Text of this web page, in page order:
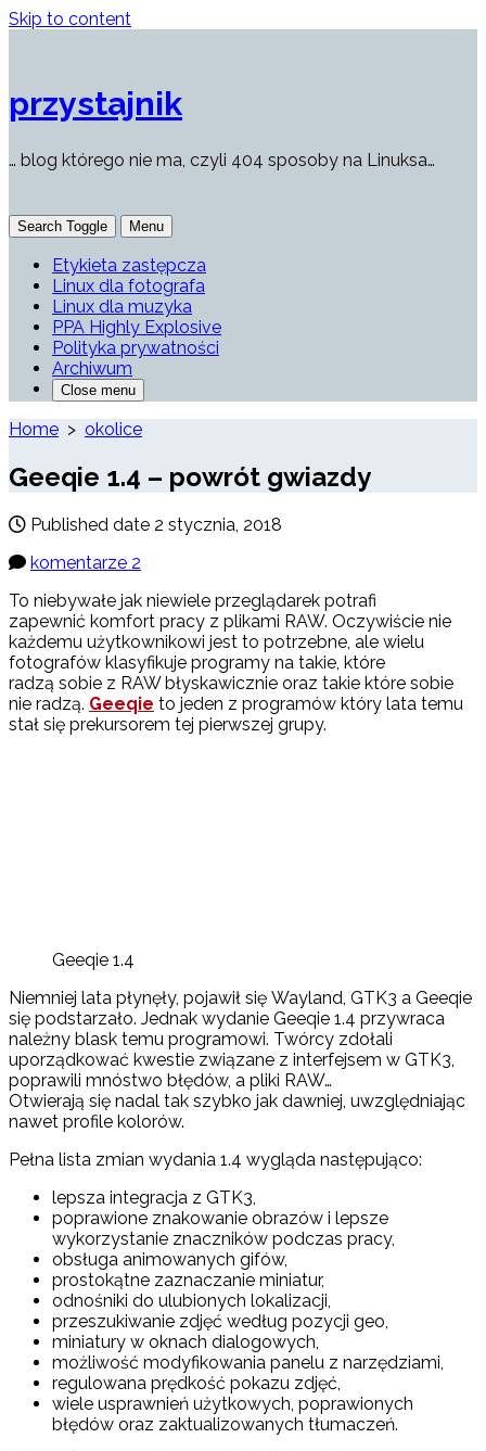
Skip to content
przystajnik
… blog którego nie ma, czyli 404 sposoby na Linuksa…
Search Toggle Menu
Etykieta zastępcza
Linux dla fotografa
Linux dla muzyka
PPA Highly Explosive
Polityka prywatności
Archiwum
Close menu
Home > okolice
Geeqie 1.4 – powrót gwiazdy
Published date 2 stycznia, 2018
komentarze 2
To niebywałe jak niewiele przeglądarek potrafi
zapewnić komfort pracy z plikami RAW. Oczywiście nie
każdemu użytkownikowi jest to potrzebne, ale wielu
fotografów klasyfikuje programy na takie, które
radzą sobie z RAW błyskawicznie oraz takie które sobie
nie radzą. Geeqie to jeden z programów który lata temu
stał się prekursorem tej pierwszej grupy.
Geeqie 1.4
Niemniej lata płynęły, pojawił się Wayland, GTK3 a Geeqie
się podstarzało. Jednak wydanie Geeqie 1.4 przywraca
należny blask temu programowi. Twórcy zdołali
uporządkować kwestie związane z interfejsem w GTK3,
poprawili mnóstwo błędów, a pliki RAW…
Otwierają się nadal tak szybko jak dawniej, uwzględniając
nawet profile kolorów.
Pełna lista zmian wydania 1.4 wygląda następująco:
lepsza integracja z GTK3,
poprawione znakowanie obrazów i lepsze
wykorzystanie znaczników podczas pracy,
obsługa animowanych gifów,
prostokątne zaznaczanie miniatur,
odnośniki do ulubionych lokalizacji,
przeszukiwanie zdjęć według pozycji geo,
miniatury w oknach dialogowych,
możliwość modyfikowania panelu z narzędziami,
regulowana prędkość pokazu zdjęć,
wiele usprawnień użytkowych, poprawionych
błędów oraz zaktualizowanych tłumaczeń.